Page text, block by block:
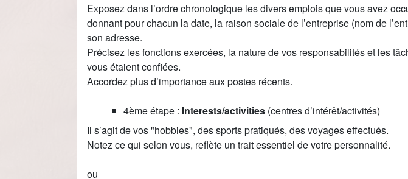
Exposez dans l’ordre chronologique les divers emplois que vous avez
donnant pour chacun la date, la raison sociale de l’entreprise (nom de
son adresse.
Précisez les fonctions exercées, la nature de vos responsabilités et les
vous étaient confiées.
Accordez plus d’importance aux postes récents.
4ème étape : Interests/activities (centres d’intérêt/activités)
Il s’agit de vos "hobbies", des sports pratiqués, des voyages effectués.
Notez ce qui selon vous, reflète un trait essentiel de votre personnalité.
ou